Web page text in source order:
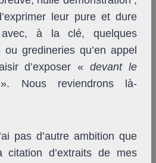
leur pure et dure
avec, à la clé, quelques
gredineries qu’en appel
d’exposer «devant le
Nous reviendrons là-
pas d’autre ambition que
d’extraits de mes